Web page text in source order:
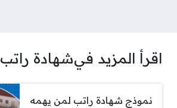
اقرأ المزيد فيشهادة راتب
نموذج شهادة راتب لمن يهمه